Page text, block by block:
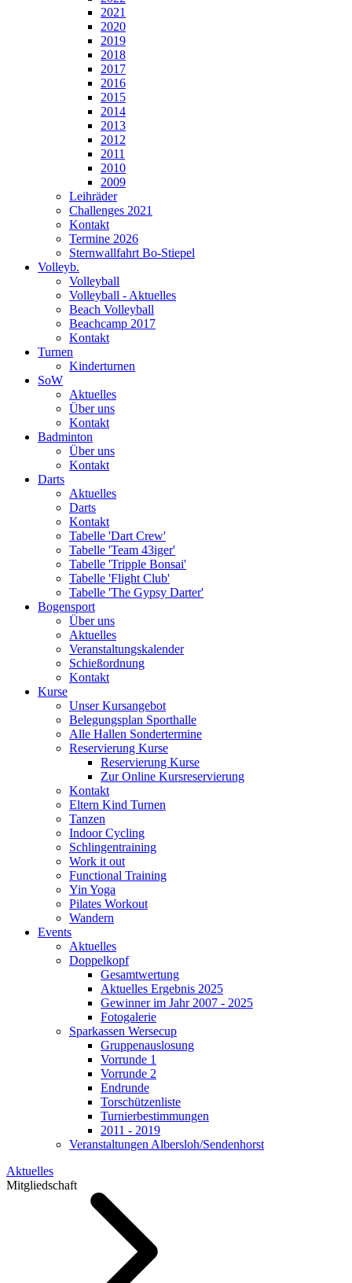
2021
2020
2019
2018
2017
2016
2015
2014
2013
2012
2011
2010
2009
Leihräder
Challenges 2021
Kontakt
Termine 2026
Sternwallfahrt Bo-Stiepel
Volleyb.
Volleyball
Volleyball - Aktuelles
Beach Volleyball
Beachcamp 2017
Kontakt
Turnen
Kinderturnen
SoW
Aktuelles
Über uns
Kontakt
Badminton
Über uns
Kontakt
Darts
Aktuelles
Darts
Kontakt
Tabelle 'Dart Crew'
Tabelle 'Team 43iger'
Tabelle 'Tripple Bonsai'
Tabelle 'Flight Club'
Tabelle 'The Gypsy Darter'
Bogensport
Über uns
Aktuelles
Veranstaltungskalender
Schießordnung
Kontakt
Kurse
Unser Kursangebot
Belegungsplan Sporthalle
Alle Hallen Sondertermine
Reservierung Kurse
Reservierung Kurse
Zur Online Kursreservierung
Kontakt
Eltern Kind Turnen
Tanzen
Indoor Cycling
Schlingentraining
Work it out
Functional Training
Yin Yoga
Pilates Workout
Wandern
Events
Aktuelles
Doppelkopf
Gesamtwertung
Aktuelles Ergebnis 2025
Gewinner im Jahr 2007 - 2025
Fotogalerie
Sparkassen Wersecup
Gruppenauslosung
Vorrunde 1
Vorrunde 2
Endrunde
Torschützenliste
Turnierbestimmungen
2011 - 2019
Veranstaltungen Albersloh/Sendenhorst
Aktuelles
Mitgliedschaft